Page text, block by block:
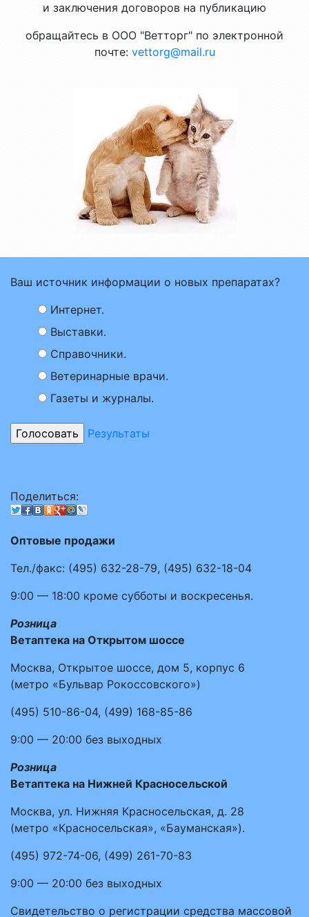
и заключения договоров на публикацию
обращайтесь в ООО "Ветторг" по электронной
почте: vettorg@mail.ru
Ваш источник информации о новых препаратах?
Интернет.
Выставки.
Справочники.
Ветеринарные врачи.
Газеты и журналы.
Результаты
Поделиться:
Оптовые продажи
Тел./факс: (495) 632-28-79, (495) 632-18-04
9:00 — 18:00 кроме субботы и воскресенья.
Розница
Ветаптека на Открытом шоссе
Москва, Открытое шоссе, дом 5, корпус 6
(метро «Бульвар Рокоссовского»)
(495) 510-86-04, (499) 168-85-86
9:00 — 20:00 без выходных
Розница
Ветаптека на Нижней Красносельской
Москва, ул. Нижняя Красносельская, д. 28
(метро «Красносельская», «Бауманская»).
(495) 972-74-06, (499) 261-70-83
9:00 — 20:00 без выходных
Свидетельство о регистрации средства массовой